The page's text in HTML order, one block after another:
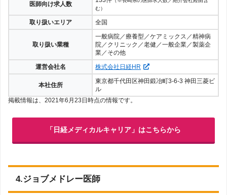
医師向け求人数
む）
取り扱いエリア 全国
取り扱い業種
一般病院／療養型／ケアミックス／精神病
院／クリニック／老健／一般企業／製薬企
業／その他
運営会社名
株式会社日経HR
本社住所
東京都千代田区神田鍛冶町3-6-3 神田三菱ビ
ル
掲載情報は、2021年6月23日時点の情報です。
「日経メディカルキャリア」はこちらから
4.ジョブメドレー医師